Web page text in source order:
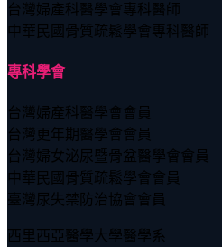
台灣婦產科醫學會專科醫師
中華民國骨質疏鬆學會專科醫師
專科學會
台灣婦產科醫學會會員
台灣更年期醫學會會員
台灣婦女泌尿暨骨盆醫學會會員
中華民國骨質疏鬆學會會員
臺灣尿失禁防治協會會員
西里西亞醫學大學醫學系